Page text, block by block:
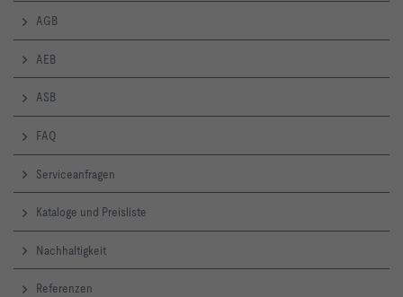
AGB
AEB
ASB
FAQ
Serviceanfragen
Kataloge und Preisliste
Nachhaltigkeit
Referenzen